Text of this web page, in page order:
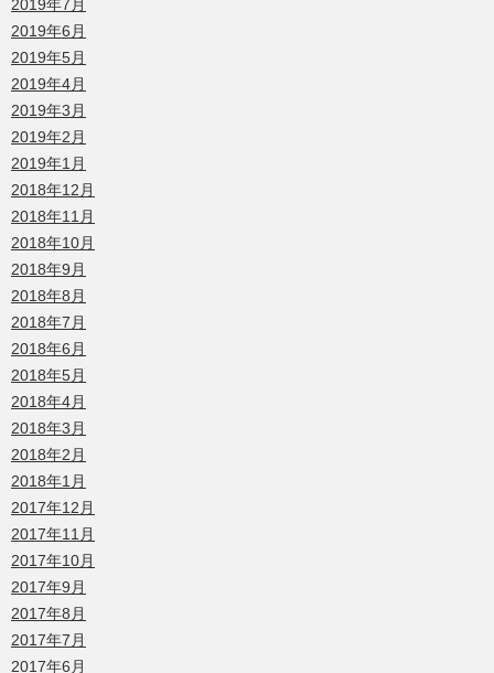
2019年7月
2019年6月
2019年5月
2019年4月
2019年3月
2019年2月
2019年1月
2018年12月
2018年11月
2018年10月
2018年9月
2018年8月
2018年7月
2018年6月
2018年5月
2018年4月
2018年3月
2018年2月
2018年1月
2017年12月
2017年11月
2017年10月
2017年9月
2017年8月
2017年7月
2017年6月